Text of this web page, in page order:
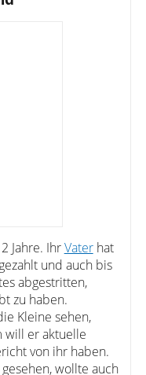
Jahre. IhrVater hat
und auch bis
abgestritten,
zu haben.
Kleine sehen,
will er aktuelle
von ihr haben.
wollte auch